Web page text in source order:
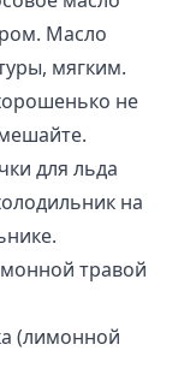
Масло
мягким.
не
для льда
на
травой
(лимонной